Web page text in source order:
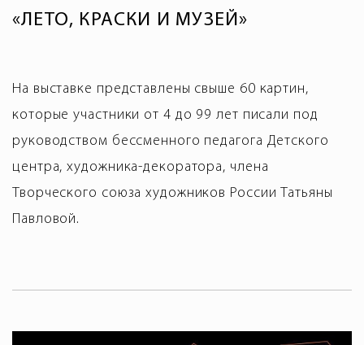
«ЛЕТО, КРАСКИ И МУЗЕЙ»
На выставке представлены свыше 60 картин,
которые участники от 4 до 99 лет писали под
руководством бессменного педагога Детского
центра, художника-декоратора, члена
Творческого союза художников России Татьяны
Павловой.